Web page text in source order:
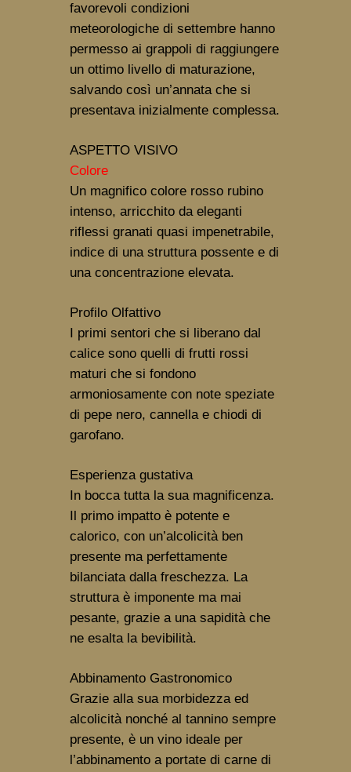
favorevoli condizioni
meteorologiche di settembre hanno
permesso ai grappoli di raggiungere
un ottimo livello di maturazione,
salvando così un’annata che si
presentava inizialmente complessa.
ASPETTO VISIVO
Colore
Un magnifico colore rosso rubino
intenso, arricchito da eleganti
riflessi granati quasi impenetrabile,
indice di una struttura possente e di
una concentrazione elevata.
Profilo Olfattivo
I primi sentori che si liberano dal
calice sono quelli di frutti rossi
maturi che si fondono
armoniosamente con note speziate
di pepe nero, cannella e chiodi di
garofano.
Esperienza gustativa
In bocca tutta la sua magnificenza.
Il primo impatto è potente e
calorico, con un’alcolicità ben
presente ma perfettamente
bilanciata dalla freschezza. La
struttura è imponente ma mai
pesante, grazie a una sapidità che
ne esalta la bevibilità.
Abbinamento Gastronomico
Grazie alla sua morbidezza ed
alcolicità nonché al tannino sempre
presente, è un vino ideale per
l’abbinamento a portate di carne di